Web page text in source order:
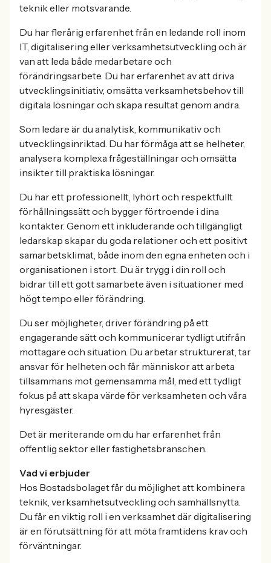
teknik eller motsvarande.
Du har flerårig erfarenhet från en ledande roll inom
IT, digitalisering eller verksamhetsutveckling och är
van att leda både medarbetare och
förändringsarbete. Du har erfarenhet av att driva
utvecklingsinitiativ, omsätta verksamhetsbehov till
digitala lösningar och skapa resultat genom andra.
Som ledare är du analytisk, kommunikativ och
utvecklingsinriktad. Du har förmåga att se helheter,
analysera komplexa frågeställningar och omsätta
insikter till praktiska lösningar.
Du har ett professionellt, lyhört och respektfullt
förhållningssätt och bygger förtroende i dina
kontakter. Genom ett inkluderande och tillgängligt
ledarskap skapar du goda relationer och ett positivt
samarbetsklimat, både inom den egna enheten och i
organisationen i stort. Du är trygg i din roll och
bidrar till ett gott samarbete även i situationer med
högt tempo eller förändring.
Du ser möjligheter, driver förändring på ett
engagerande sätt och kommunicerar tydligt utifrån
mottagare och situation. Du arbetar strukturerat, tar
ansvar för helheten och får människor att arbeta
tillsammans mot gemensamma mål, med ett tydligt
fokus på att skapa värde för verksamheten och våra
hyresgäster.
Det är meriterande om du har erfarenhet från
offentlig sektor eller fastighetsbranschen.
Vad vi erbjuder
Hos Bostadsbolaget får du möjlighet att kombinera
teknik, verksamhetsutveckling och samhällsnytta.
Du får en viktig roll i en verksamhet där digitalisering
är en förutsättning för att möta framtidens krav och
förväntningar.